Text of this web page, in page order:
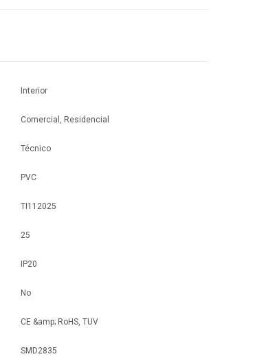
Interior
Comercial, Residencial
Técnico
PVC
TI112025
25
IP20
No
CE &amp; RoHS, TUV
SMD2835